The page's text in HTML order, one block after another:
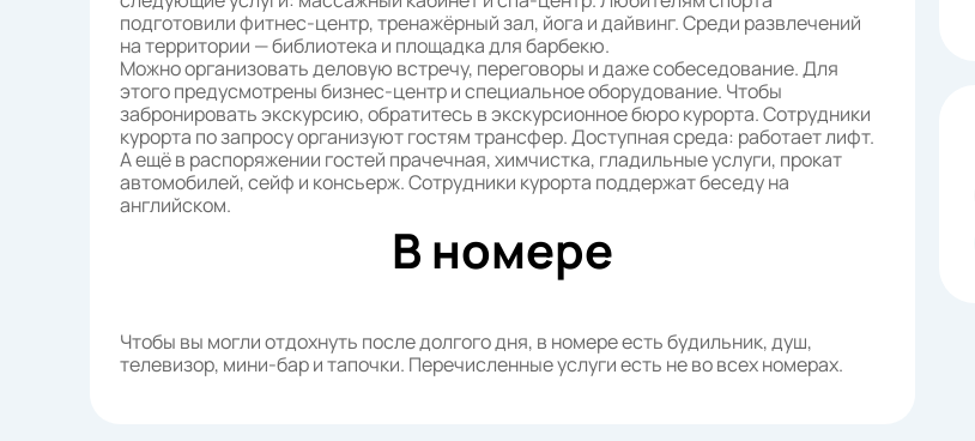
подготовили фитнес-центр, тренажёрный зал, йога и дайвинг. Среди развлечений
на территории — библиотека и площадка для барбекю.
Можно организовать деловую встречу, переговоры и даже собеседование. Для
этого предусмотрены бизнес-центр и специальное оборудование. Чтобы
забронировать экскурсию, обратитесь в экскурсионное бюро курорта. Сотрудники
курорта по запросу организуют гостям трансфер. Доступная среда: работает лифт.
А ещё в распоряжении гостей прачечная, химчистка, гладильные услуги, прокат
автомобилей, сейф и консьерж. Сотрудники курорта поддержат беседу на
английском.
В номере
Чтобы вы могли отдохнуть после долгого дня, в номере есть будильник, душ,
телевизор, мини-бар и тапочки. Перечисленные услуги есть не во всех номерах.